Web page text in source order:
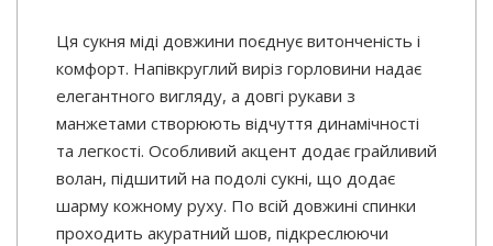
Ця сукня міді довжини поєднує витонченість і
комфорт. Напівкруглий виріз горловини надає
елегантного вигляду, а довгі рукави з
манжетами створюють відчуття динамічності
та легкості. Особливий акцент додає грайливий
волан, підшитий на подолі сукні, що додає
шарму кожному руху. По всій довжині спинки
проходить акуратний шов, підкреслюючи